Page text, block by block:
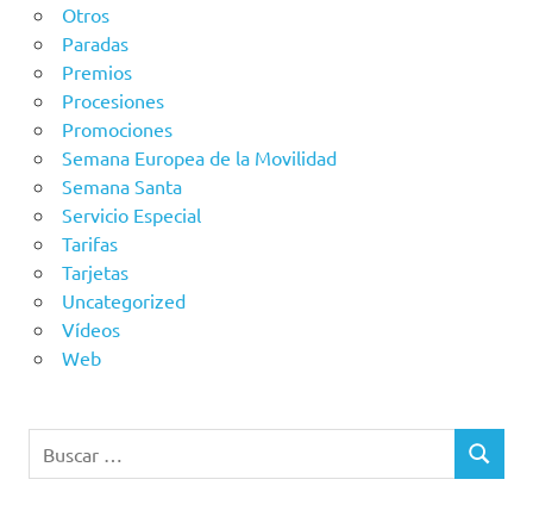
Otros
Paradas
Premios
Procesiones
Promociones
Semana Europea de la Movilidad
Semana Santa
Servicio Especial
Tarifas
Tarjetas
Uncategorized
Vídeos
Web
BUSCAR